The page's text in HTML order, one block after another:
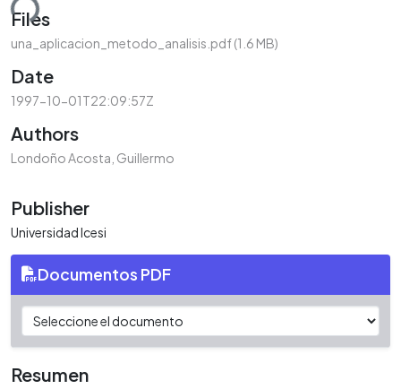
Files
una_aplicacion_metodo_analisis.pdf(1.6 MB)
Date
1997-10-01T22:09:57Z
Authors
Londoño Acosta, Guillermo
Publisher
Universidad Icesi
Documentos PDF
Resumen